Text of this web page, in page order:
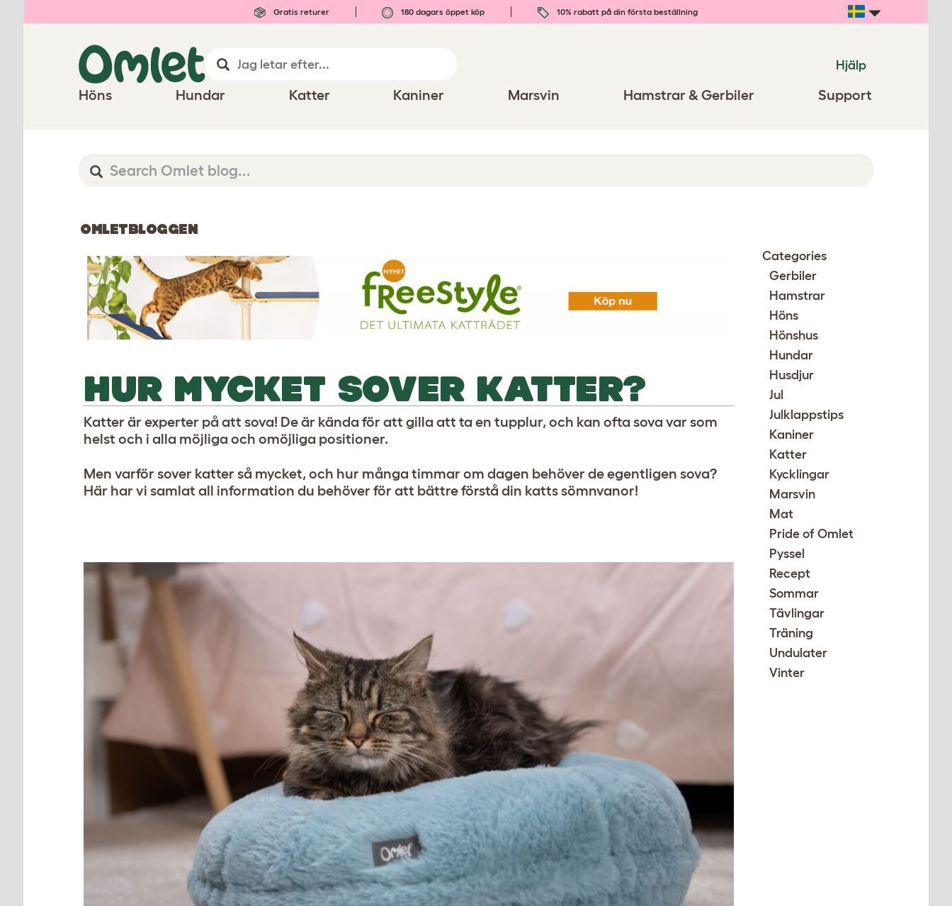
Gratis returer 180 dagars öppet köp 10% rabatt på din första beställning
Hjälp
Höns Hundar Katter Kaniner Marsvin Hamstrar & Gerbiler Support
OMLETBLOGGEN
HUR MYCKET SOVER KATTER?
Katter är experter på att sova! De är kända för att gilla att ta en tupplur, och kan ofta sova var som
helst och i alla möjliga och omöjliga positioner.
Men varför sover katter så mycket, och hur många timmar om dagen behöver de egentligen sova?
Här har vi samlat all information du behöver för att bättre förstå din katts sömnvanor!
Categories
Gerbiler
Hamstrar
Höns
Hönshus
Hundar
Husdjur
Jul
Julklappstips
Kaniner
Katter
Kycklingar
Marsvin
Mat
Pride of Omlet
Pyssel
Recept
Sommar
Tävlingar
Träning
Undulater
Vinter